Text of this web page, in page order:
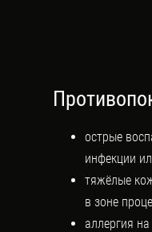
острые
инфекции
тяжёлые
в зоне
аллергия